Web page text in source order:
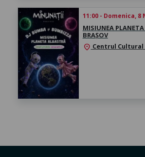
11:00 - Domenica, 8
MISIUNEA
BRAȘOV
location_on Centrul Cultural